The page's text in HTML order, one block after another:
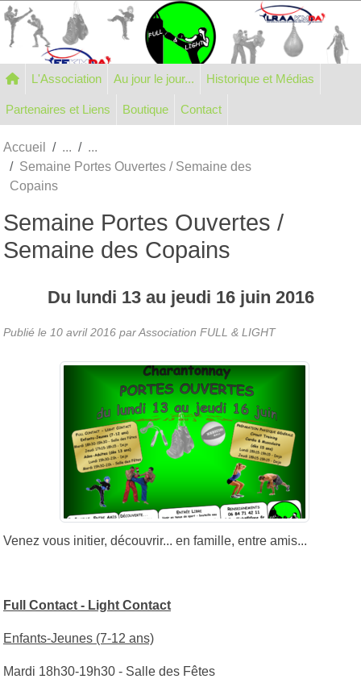
L'Association Au jour le jour... Historique et Médias
Partenaires et Liens Boutique Contact
Accueil
Semaine Portes Ouvertes / Semaine des
Copains
Semaine Portes Ouvertes /
Semaine des Copains
Du lundi 13au jeudi 16 juin 2016
Publié le 10 avril 2016 par Association FULL & LIGHT
Venez vous initier, découvrir... en famille, entre amis...
Full Contact - Light Contact
Enfants-Jeunes (7-12 ans)
Mardi 18h30-19h30 - Salle des Fêtes
Panneau de gestion des cookies